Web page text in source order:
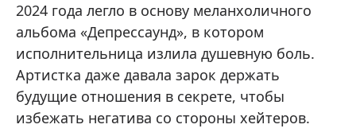
2024 года легло в основу меланхоличного
альбома «Депрессаунд», в котором
исполнительница излила душевную боль.
Артистка даже давала зарок держать
будущие отношения в секрете, чтобы
избежать негатива со стороны хейтеров.